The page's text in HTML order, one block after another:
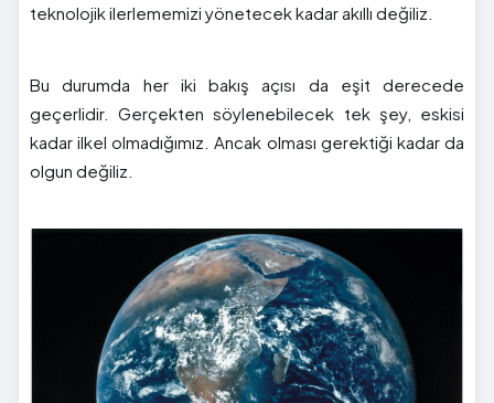
teknolojik ilerlememizi yönetecek kadar akıllı değiliz.
Bu durumda her iki bakış açısı da eşit derecede
geçerlidir. Gerçekten söylenebilecek tek şey, eskisi
kadar ilkel olmadığımız. Ancak olması gerektiği kadar da
olgun değiliz.